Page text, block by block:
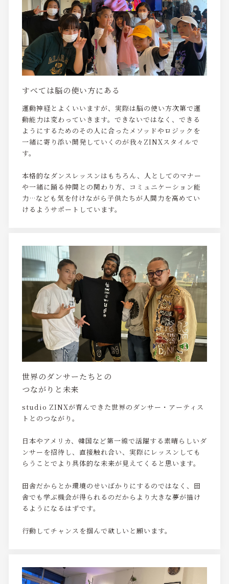
すべては脳の使い方にある
運動神経とよくいいますが、実際は脳の使い方次第で運
動能力は変わっていきます。できないではなく、できる
ようにするためのその人に合ったメソッドやロジックを
一緒に寄り添い開発していくのが我々ZINXスタイルで
す。
本格的なダンスレッスンはもちろん、人としてのマナー
や一緒に踊る仲間との関わり方、コミュニケーション能
力…なども気を付けながら子供たちが人間力を高めてい
けるようサポートしています。
世界のダンサーたちとの
つながりと未来
studio ZINXが育んできた世界のダンサー・アーティス
トとのつながり。
日本やアメリカ、韓国など第一線で活躍する素晴らしいダ
ンサーを招待し、直接触れ合い、実際にレッスンしても
らうことでより具体的な未来が見えてくると思います。
田舎だからとか環境のせいばかりにするのではなく、田
舎でも学ぶ機会が得られるのだからより大きな夢が描け
るようになるはずです。
行動してチャンスを掴んで欲しいと願います。